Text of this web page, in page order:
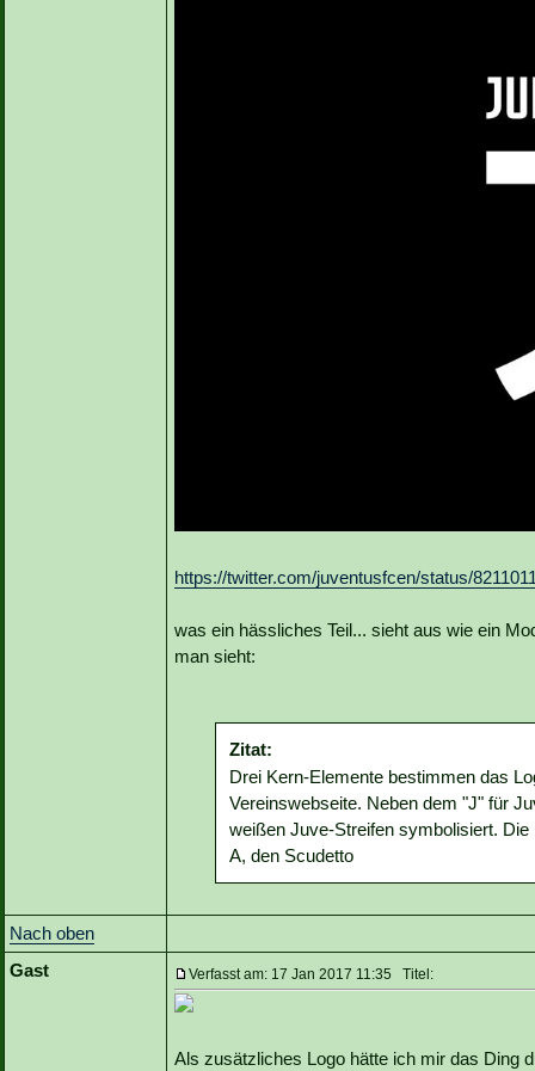
https://twitter.com/juventusfcen/status/
was ein hässliches Teil... sieht aus wie ein
man sieht:
Zitat:
Drei Kern-Elemente bestimmen das
Vereinswebseite. Neben dem "J" für
weißen Juve-Streifen symbolisiert.
A, den Scudetto
Nach oben
Gast
Verfasst am: 17 Jan 2017 11:35 Titel:
Als zusätzliches Logo hätte ich mir das Ding